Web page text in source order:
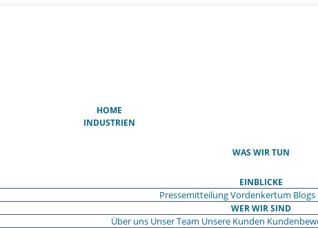
HOME
INDUSTRIEN
WAS WIR TUN
EINBLICKE
PressemitteilungVordenkertum Blogs
WER WIR SIND
Über uns Unser Team Unsere Kunden